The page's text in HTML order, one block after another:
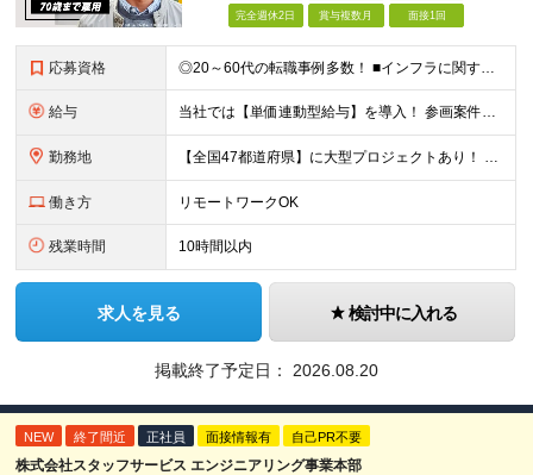
完全週休2日 賞与複数月 面接1回
応募資格 ◎20～60代の転職事例多数！ ■インフラに関する何らかのご経験 ■学歴不問/転職回数は一切不問！
給与 当社では【単価連動型給与】を導入！ 参画案件の契約単価に連動して給与が決定。 還元率は単価の【70％～80％】と東証プライム上場グループとして高水準です！（社会保険料・教育コスト含む） ■関東：月給
勤務地 【全国47都道府県】に大型プロジェクトあり！ 主要勤務地： 北海道/宮城県/栃木県/埼玉県/千葉県/東京都/神奈川県/愛知県/大阪府/京都府/兵庫県/広島県/福岡県/熊本県 ※勤務エリアは、あなたの
働き方 リモートワークOK
残業時間 10時間以内
求人を見る 検討中に入れる
掲載終了予定日： 2026.08.20
NEW 終了間近 正社員 面接情報有 自己PR不要
株式会社スタッフサービス エンジニアリング事業本部